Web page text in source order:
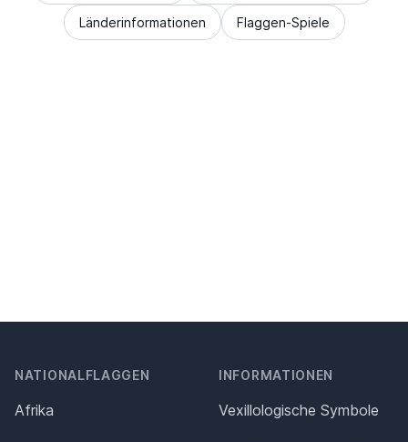
Länderinformationen Flaggen-Spiele
NATIONALFLAGGEN
Afrika
INFORMATIONEN
Vexillologische Symbole